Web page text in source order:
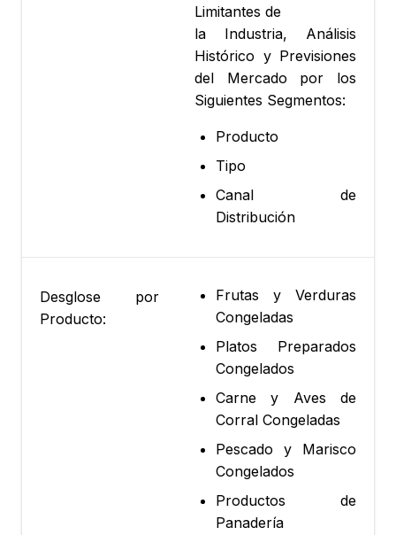
Limitantes de
la Industria, Análisis
Histórico y Previsiones
del Mercado por los
Siguientes Segmentos:
Producto
Tipo
Canal de
Distribución
Desglose por
Producto:
Frutas y Verduras
Congeladas
Platos Preparados
Congelados
Carne y Aves de
Corral Congeladas
Pescado y Marisco
Congelados
Productos de
Panadería